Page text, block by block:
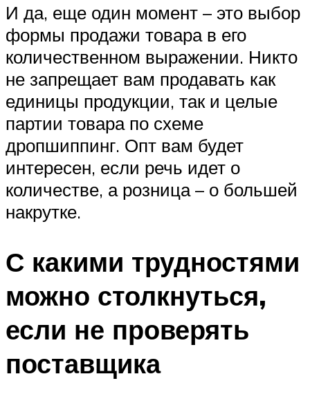
И да, еще один момент – это выбор
формы продажи товара в его
количественном выражении. Никто
не запрещает вам продавать как
единицы продукции, так и целые
партии товара по схеме
дропшиппинг. Опт вам будет
интересен, если речь идет о
количестве, а розница – о большей
накрутке.
С какими трудностями
можно столкнуться,
если не проверять
поставщика